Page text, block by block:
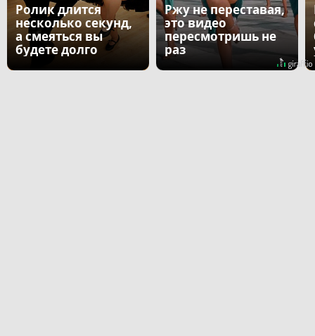
Ролик длится
несколько секунд,
а смеяться вы
будете долго
Ржу не переставая,
это видео
пересмотришь не
раз